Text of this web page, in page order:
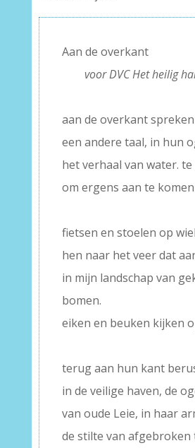
Aan de overkant
voor DVC Het heilig
aan de overkant
een andere taal, in hun
het verhaal van water. te
om ergens aan te komen
fietsen en stoelen op
hen naar het veer dat
in mijn landschap van
bomen.
eiken en beuken kijken
terug aan hun kant
in de veilige haven, de
van oude Leie, in haar
de stilte van afgebroken